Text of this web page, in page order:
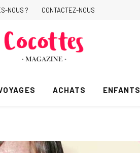
NOUS ? CONTACTEZ-NOUS
ACHATS ENFANTS